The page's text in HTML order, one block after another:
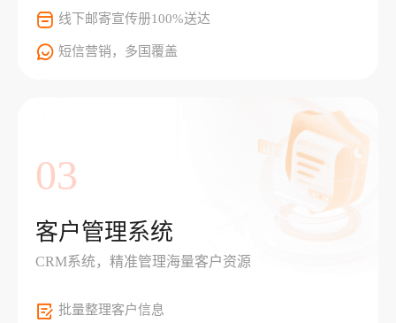
线下邮寄宣传册100%送达
短信营销，多国覆盖
03
客户管理系统
CRM系统，精准管理海量客户资源
批量整理客户信息